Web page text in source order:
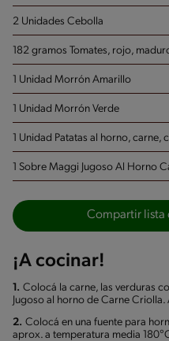
2 Unidades Cebolla
182 gramos Tomates, rojo,
1 Unidad Morrón Amarillo
1 Unidad Morrón Verde
1 Unidad Patatas al horno, carne,
1 Sobre Maggi Jugoso Al Horno
Compartir lista
¡A cocinar!
1. Colocá la carne, las verduras
Jugoso al horno de Carne
2. Colocá en una fuente para
aprox. a temperatura media